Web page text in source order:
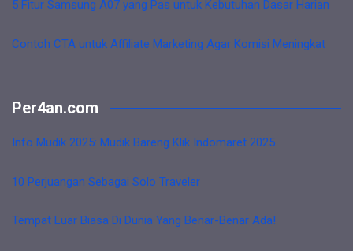
5 Fitur Samsung A07 yang Pas untuk Kebutuhan Dasar Harian
Contoh CTA untuk Affiliate Marketing Agar Komisi Meningkat
Per4an.com
Info Mudik 2025: Mudik Bareng Klik Indomaret 2025
10 Perjuangan Sebagai Solo Traveler
Tempat Luar Biasa Di Dunia Yang Benar-Benar Ada!